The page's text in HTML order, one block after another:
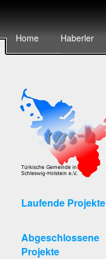
Home Haberler
Laufende Projekte
Abgeschlossene
Projekte